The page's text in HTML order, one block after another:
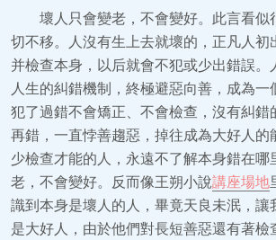
壞人只會變老，不會變好。此言看似
切不移。人沒有生上去就壞的，正凡人初
并檢查本身，以后就會不犯或少出錯誤。
人生的糾錯機制，終極避惡向善，成為一
犯了過錯不會矯正、不會檢查，沒有糾錯
再錯，一直悖善趨惡，掉往成為大好人的
少檢查才能的人，永遠不了解本身錯在哪
老，不會變好。反而像王朔小說講座場地
識到本身是壞人的人，畢竟天良未泯，讓
是大好人，由於他們對長短善惡還有著檢